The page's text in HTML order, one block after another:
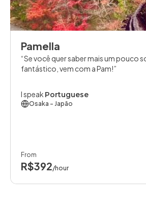
Pamella
Se você quer saber mais um pouco
fantástico, vem com a Pam!
I speak Portuguese
Osaka - Japão
From
R$392/hour